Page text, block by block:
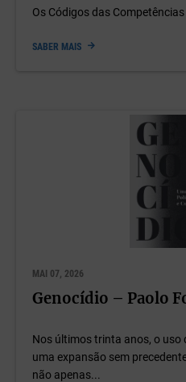
Os Códigos das
SABER MAIS
MAI 07, 2026
Genocídio – Paolo
Nos últimos trinta anos, o uso
uma expansão sem
não apenas...